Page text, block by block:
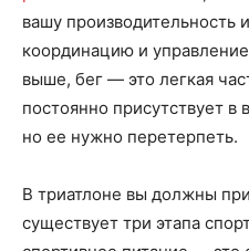
вашу производительность
координацию и
выше, бег — это легкая
постоянно присутствует
но ее нужно перетерпеть.
В триатлоне вы должны
существует три этапа